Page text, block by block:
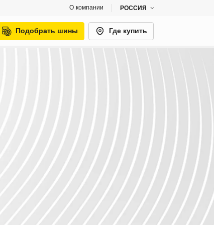
О компании РОССИЯ
Подобрать шины Где купить